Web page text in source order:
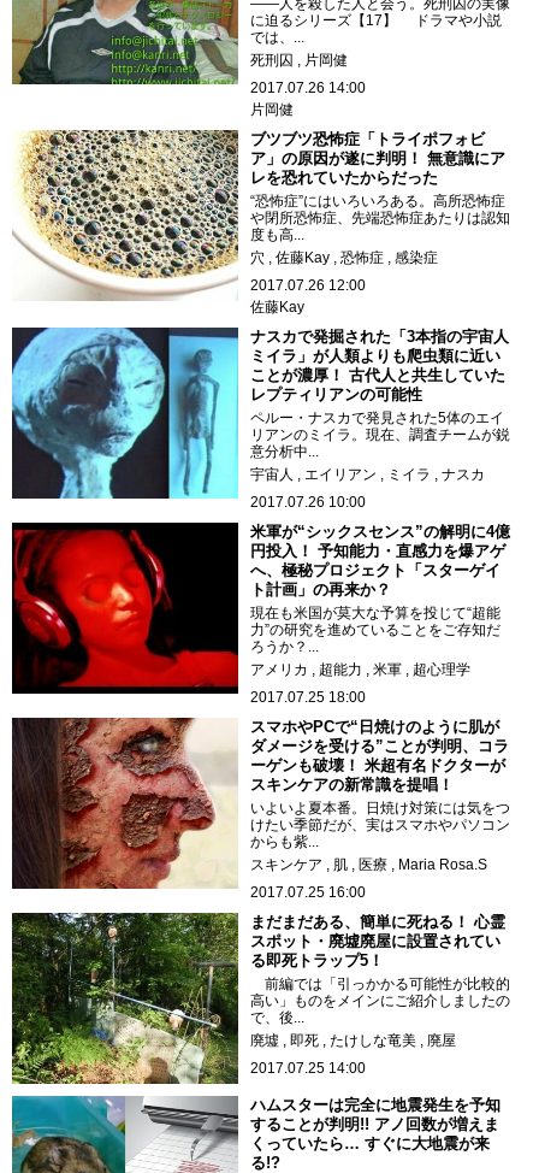
――人を殺した人と会う。死刑囚の実像
に迫るシリーズ【17】 ドラマや小説
では、...
死刑囚
片岡健
2017.07.26 14:00
片岡健
ブツブツ恐怖症「トライポフォビ
ア」の原因が遂に判明！ 無意識にア
レを恐れていたからだった
“恐怖症”にはいろいろある。高所恐怖症
や閉所恐怖症、先端恐怖症あたりは認知
度も高...
穴
佐藤Kay 恐怖症
感染症
2017.07.26 12:00
佐藤Kay
ナスカで発掘された「3本指の宇宙人
ミイラ」が人類よりも爬虫類に近い
ことが濃厚！ 古代人と共生していた
レプティリアンの可能性
ペルー・ナスカで発見された5体のエイ
リアンのミイラ。現在、調査チームが鋭
意分析中...
宇宙人
エイリアン ミイラ
ナスカ
2017.07.26 10:00
米軍が“シックスセンス”の解明に4億
円投入！ 予知能力・直感力を爆アゲ
へ、極秘プロジェクト「スターゲイ
ト計画」の再来か？
現在も米国が莫大な予算を投じて“超能
力”の研究を進めていることをご存知だ
ろうか？...
アメリカ
超能力 米軍
超心理学
2017.07.25 18:00
スマホやPCで“日焼けのように肌が
ダメージを受ける”ことが判明、コラ
ーゲンも破壊！ 米超有名ドクターが
スキンケアの新常識を提唱！
いよいよ夏本番。日焼け対策には気をつ
けたい季節だが、実はスマホやパソコン
からも紫...
スキンケア
肌 医療
Maria Rosa.S
2017.07.25 16:00
まだまだある、簡単に死ねる！ 心霊
スポット・廃墟廃屋に設置されてい
る即死トラップ5！
前編では「引っかかる可能性が比較的
高い」ものをメインにご紹介しましたの
で、後...
廃墟
即死 たけしな竜美
廃屋
2017.07.25 14:00
ハムスターは完全に地震発生を予知
することが判明!! アノ回数が増えま
くっていたら… すぐに大地震が来
る!?